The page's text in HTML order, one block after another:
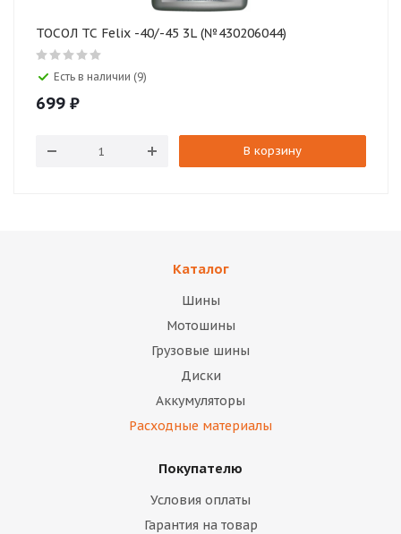
ТОСОЛ ТС Felix -40/-45 3L (№430206044)
Есть в наличии (9)
699 ₽
В корзину
Каталог
Шины
Мотошины
Грузовые шины
Диски
Аккумуляторы
Расходные материалы
Покупателю
Условия оплаты
Гарантия на товар